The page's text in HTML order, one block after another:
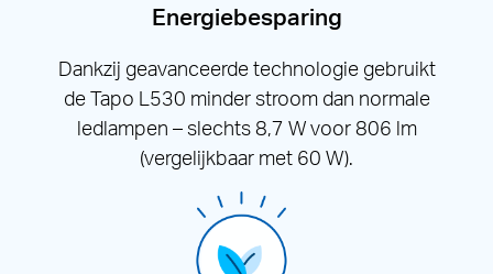
Energiebesparing
Dankzij geavanceerde technologie gebruikt
de Tapo L530 minder stroom dan normale
ledlampen – slechts 8,7 W voor 806 lm
(vergelijkbaar met 60 W).